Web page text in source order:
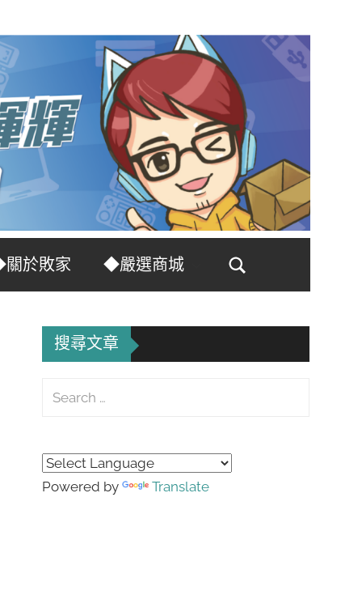
於敗家
◆嚴選商城
Search
搜尋文章
Search
Powered by Translate